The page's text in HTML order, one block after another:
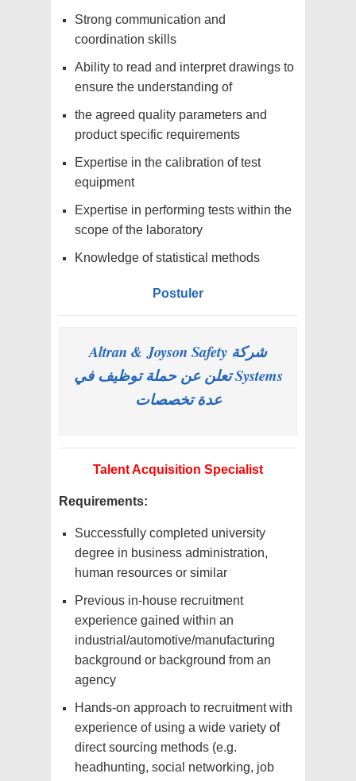
Strong communication and
coordination skills
Ability to read and interpret drawings to
ensure the understanding of
the agreed quality parameters and
product specific requirements
Expertise in the calibration of test
equipment
Expertise in performing tests within the
scope of the laboratory
Knowledge of statistical methods
Postuler
شركة Altran & Joyson Safety
Systems تعلن عن حملة توظيف في
عدة تخصصات
Talent Acquisition Specialist
Requirements:
Successfully completed university
degree in business administration,
human resources or similar
Previous in-house recruitment
experience gained within an
industrial/automotive/manufacturing
background or background from an
agency
Hands-on approach to recruitment with
experience of using a wide variety of
direct sourcing methods (e.g.
headhunting, social networking, job